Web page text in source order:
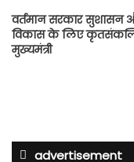
वर्तमान सरकार सुशासन
विकास के लिए
मुख्यमंत्री
advertisement